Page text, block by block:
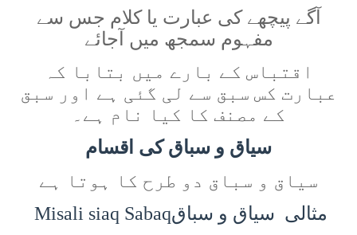
آگے پیچھے کی عبارت یا کلام جس سے
مفہوم سمجھ میں آجائے
اقتباس کے بارے میں بتابا کہ
عبارت کس سبق سے لی گئی ہے اور سبق
کے مصنف کا کیا نام ہے۔
سیاق و سباق کی اقسام
سیاق و سباق دو طرح کا ہوتا ہے
مثالی سیاق و سباقMisali siaq Sabaq